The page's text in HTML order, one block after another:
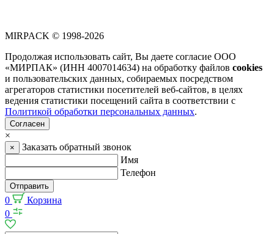
MIRPACK © 1998-2026
Продолжая использовать сайт, Вы даете согласие ООО
«МИРПАК» (ИНН 4007014634) на обработку файлов cookies
и пользовательских данных, собираемых посредством
агрегаторов статистики посетителей веб-сайтов, в целях
ведения статистики посещений сайта в соответствии с
Политикой обработки персональных данных.
Согласен
×
×
Заказать обратный звонок
Имя
Телефон
Отправить
0
Корзина
0